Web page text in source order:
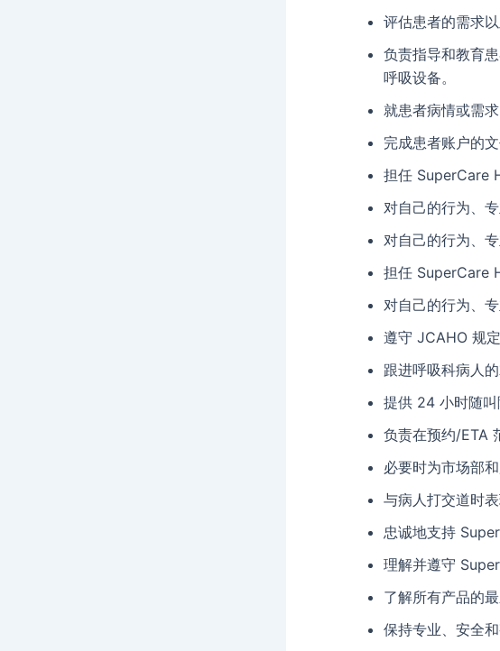
评估患者的需求
负责指导和教育
呼吸设备。
就患者病情或需
完成患者账户的
担任 SuperCare
对自己的行为、
对自己的行为、
担任 SuperCare
对自己的行为、
遵守 JCAHO 规
跟进呼吸科病人
提供 24 小时随叫
负责在预约/ETA
必要时为市场部
与病人打交道时
忠诚地支持
理解并遵守
了解所有产品的
保持专业、安全